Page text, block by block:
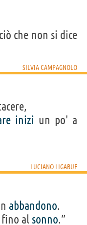
che non si dice
SILVIA CAMPAGNOLO
inizi un po' a
LUCIANO LIGABUE
abbandono.
fino al sonno.”